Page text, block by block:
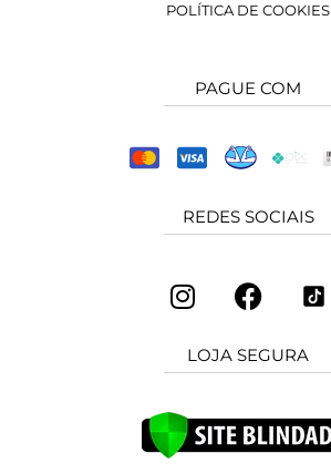
POLÍTICA DE COOKIES
PAGUE COM
REDES SOCIAIS
LOJA SEGURA